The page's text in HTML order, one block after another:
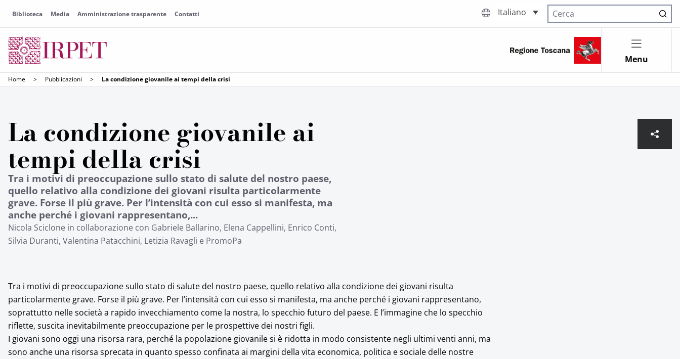
Biblioteca Media Amministrazione trasparente Contatti Italiano
Cerca nel sito
Menu
Home > Pubblicazioni > La condizione giovanile ai tempi della crisi
La condizione giovanile ai
tempi della crisi
Tra i motivi di preoccupazione sullo stato di salute del nostro paese,
quello relativo alla condizione dei giovani risulta particolarmente
grave. Forse il più grave. Per l’intensità con cui esso si manifesta, ma
anche perché i giovani rappresentano,...
Nicola Sciclone in collaborazione con Gabriele Ballarino, Elena Cappellini, Enrico Conti,
Silvia Duranti, Valentina Patacchini, Letizia Ravagli e PromoPa
Tra i motivi di preoccupazione sullo stato di salute del nostro paese, quello relativo alla condizione dei giovani risulta
particolarmente grave. Forse il più grave. Per l’intensità con cui esso si manifesta, ma anche perché i giovani rappresentano,
soprattutto nelle società a rapido invecchiamento come la nostra, lo specchio futuro del paese. E l’immagine che lo specchio
riflette, suscita inevitabilmente preoccupazione per le prospettive dei nostri figli.
I giovani sono oggi una risorsa rara, perché la popolazione giovanile si è ridotta in modo consistente negli ultimi venti anni, ma
sono anche una risorsa sprecata in quanto spesso confinata ai margini della vita economica, politica e sociale delle nostre